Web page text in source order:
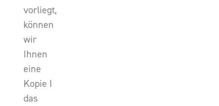
vorliegt,
können
wir
Ihnen
eine
Kopie I
das